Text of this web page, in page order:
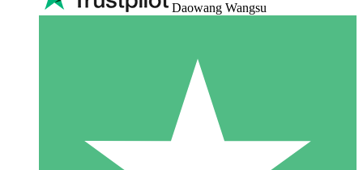
Daowang Wangsu